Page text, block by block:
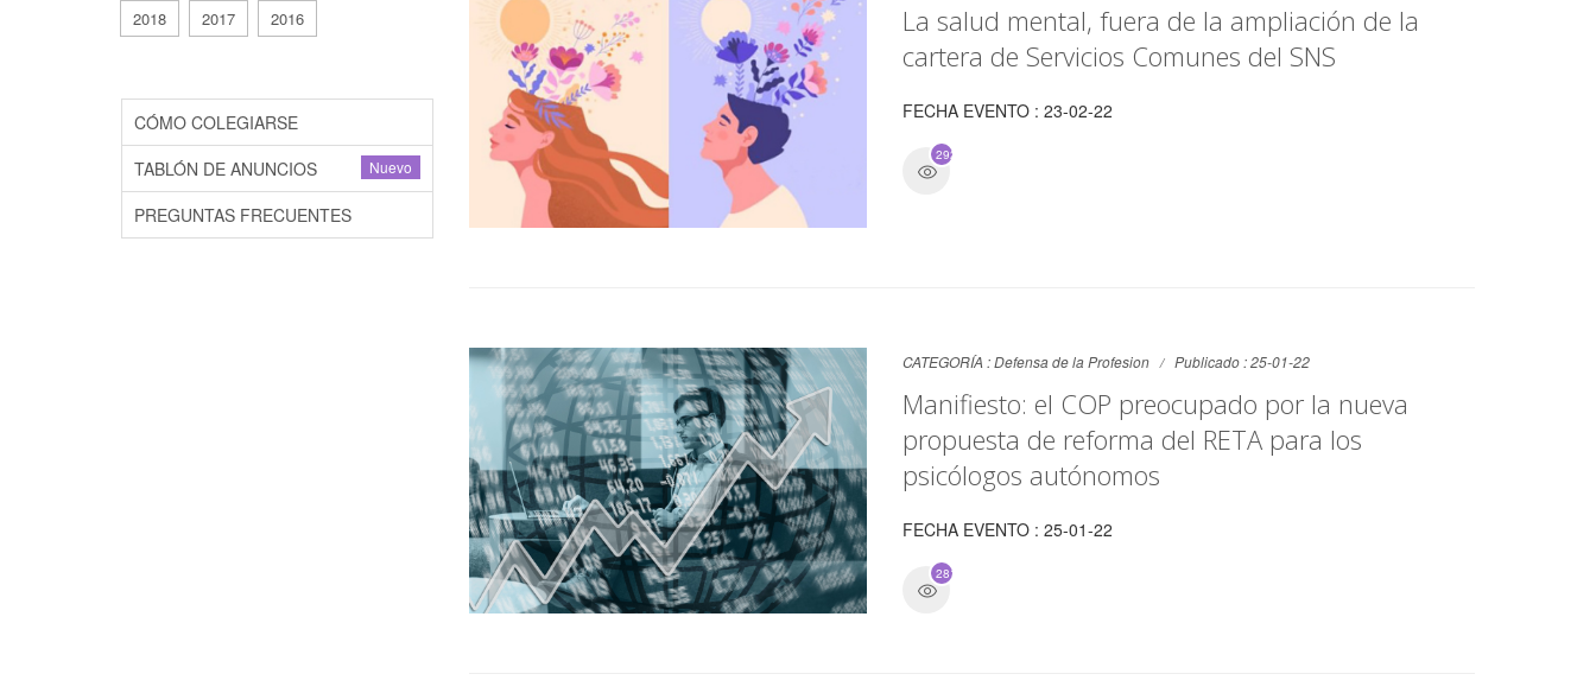
2018
2017 2016
CÓMO COLEGIARSE
Nuevo
TABLÓN DE ANUNCIOS
PREGUNTAS FRECUENTES
La salud mental, fuera de la ampliación de la
cartera de Servicios Comunes del SNS
FECHA EVENTO : 23-02-22
2929
CATEGORÍA :Defensa de la Profesion Publicado : 25-01-22
Manifiesto: el COP preocupado por la nueva
propuesta de reforma del RETA para los
psicólogos autónomos
FECHA EVENTO : 25-01-22
2815